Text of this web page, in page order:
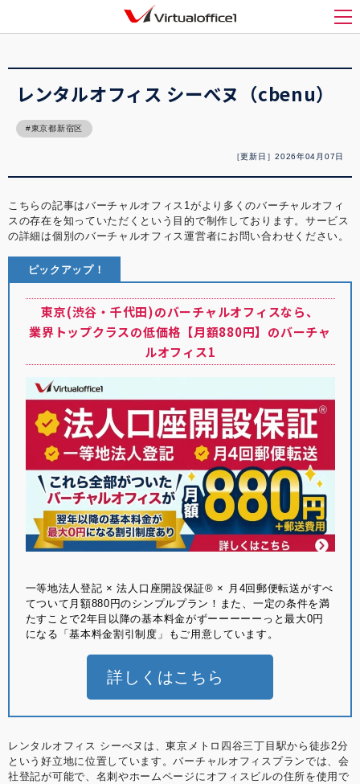
メ
バーチャルオフィス1(Virtualoffice1)
レンタルオフィス
レンタルオフィス シーべヌ（cbenu）
東京都新宿区
［更新日］2026年04月07日
こちらの記事はバーチャルオフィス1がより多くのバーチャルオフィ
スの存在を知っていただくという目的で制作しております。サービス
の詳細は個別のバーチャルオフィス運営者にお問い合わせください。
ピックアップ！
東京(渋谷・千代田)のバーチャルオフィスなら、
業界トップクラスの低価格【月額880円】のバーチャ
ルオフィス1
⼀等地法⼈登記 × 法⼈⼝座開設保証® × ⽉4回郵便転送がすべ
てついて月額880円のシンプルプラン！また、一定の条件を満
たすことで2年目以降の基本料金がずーーーーーっと最大0円
になる「基本料金割引制度」もご用意しています。
詳しくはこちら
レンタルオフィス シーべヌは、東京メトロ四谷三丁目駅から徒歩2分
という好立地に位置しています。​バーチャルオフィスプランでは、会
社登記が可能で、名刺やホームページにオフィスビルの住所を使用で